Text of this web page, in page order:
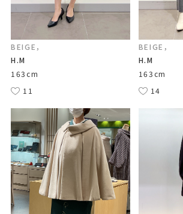
BEIGE，
H.M
163cm
11
BEIGE，
H.M
163cm
14